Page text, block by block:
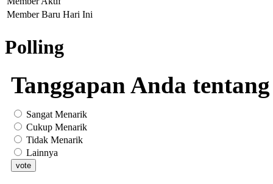
Member Baru Hari Ini
Polling
Tanggapan Anda
Sangat Menarik
Cukup Menarik
Tidak Menarik
Lainnya